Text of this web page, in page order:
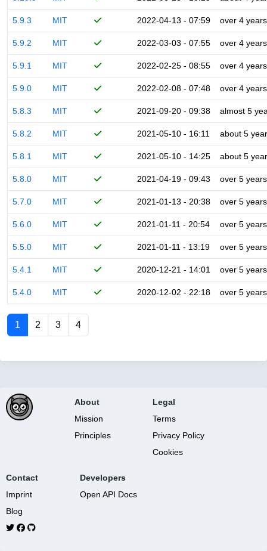
5.9.3 MIT 2022-04-13 - 07:59 over 4 years
5.9.2 MIT 2022-03-03 - 07:55 over 4 years
5.9.1 MIT 2022-02-25 - 08:55 over 4 years
5.9.0 MIT 2022-02-08 - 07:48 over 4 years
5.8.3 MIT 2021-09-20 - 09:38 almost 5
5.8.2 MIT 2021-05-10 - 16:11 about 5
5.8.1 MIT 2021-05-10 - 14:25 about 5
5.8.0 MIT 2021-04-19 - 09:43 over 5 years
5.7.0 MIT 2021-01-13 - 20:38 over 5 years
5.6.0 MIT 2021-01-11 - 20:54 over 5 years
5.5.0 MIT 2021-01-11 - 13:19 over 5 years
5.4.1 MIT 2020-12-21 - 14:01 over 5 years
5.4.0 MIT 2020-12-02 - 22:18 over 5 years
1 2 3 4
About
Mission
Principles
Legal
Terms
Privacy Policy
Cookies
Contact
Imprint
Blog
Developers
Open API Docs